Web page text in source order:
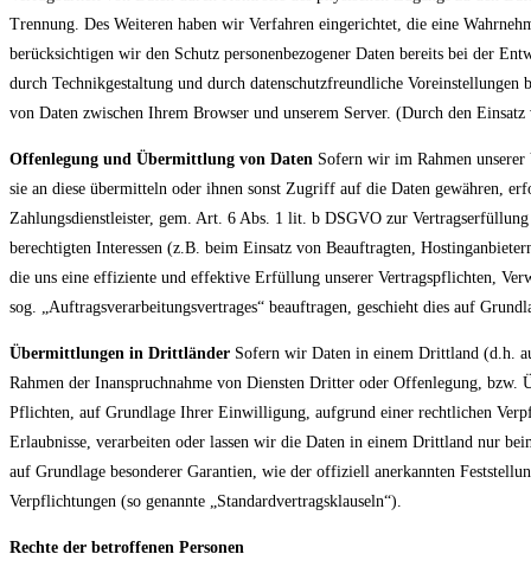
Trennung. Des Weiteren haben wir Verfahren eingerichtet, die eine
berücksichtigen wir den Schutz personenbezogener Daten bereits bei der
durch Technikgestaltung und durch datenschutzfreundliche
von Daten zwischen Ihrem Browser und unserem Server. (Durch den
Offenlegung und Übermittlung von Daten Sofern wir im Rahmen unserer
sie an diese übermitteln oder ihnen sonst Zugriff auf die Daten gewähren,
Zahlungsdienstleister, gem. Art. 6 Abs. 1 lit. b DSGVO zur
berechtigten Interessen (z.B. beim Einsatz von Beauftragten,
die uns eine effiziente und effektive Erfüllung unserer Vertragspflichten,
sog. „Auftragsverarbeitungsvertrages“ beauftragen, geschieht dies auf
Übermittlungen in Drittländer Sofern wir Daten in einem Drittland (d.h.
Rahmen der Inanspruchnahme von Diensten Dritter oder Offenlegung,
Pflichten, auf Grundlage Ihrer Einwilligung, aufgrund einer rechtlichen
Erlaubnisse, verarbeiten oder lassen wir die Daten in einem Drittland nur
auf Grundlage besonderer Garantien, wie der offiziell anerkannten
Verpflichtungen (so genannte „Standardvertragsklauseln“).
Rechte der betroffenen Personen